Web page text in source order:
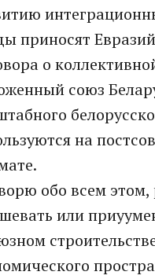
приносят
о
союз
на
обо всем этом,
или